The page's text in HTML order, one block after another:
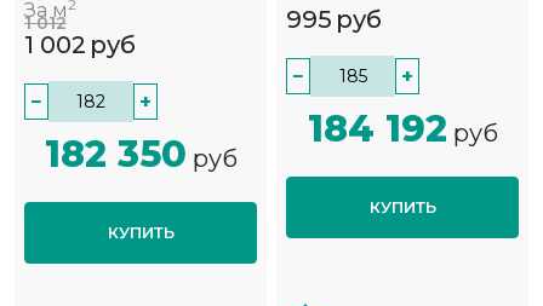
За м2
1 012
1 002 руб
− +
182 350 руб
КУПИТЬ
995 руб
− +
184 192 руб
КУПИТЬ